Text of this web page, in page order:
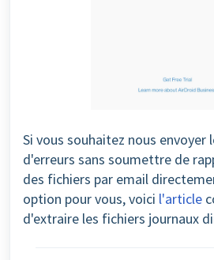
Si vous souhaitez nous envoyer
d'erreurs sans soumettre de
des fichiers par email
option pour vous, voici l'article
d'extraire les fichiers journaux